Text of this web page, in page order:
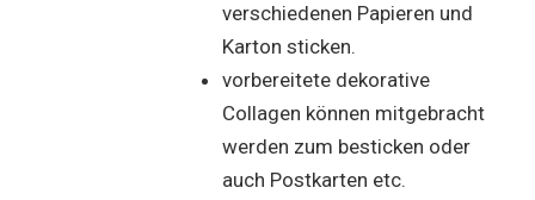
verschiedenen Papieren und
Karton sticken.
vorbereitete dekorative
Collagen können mitgebracht
werden zum besticken oder
auch Postkarten etc.